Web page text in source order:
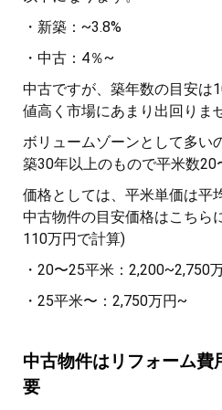
・新築：~3.8%
・中古：4％~
中古ですが、築年数の目安は
値高く市場にあまり出回りま
ボリュームゾーンとして多い
築30年以上のもので平米数20
価格としては、平米単価は平
中古物件の目安価格はこちら
110万円で計算)
・20〜25平米：2,200~2,750
・25平米〜：2,750万円~
中古物件はリフォーム費
要